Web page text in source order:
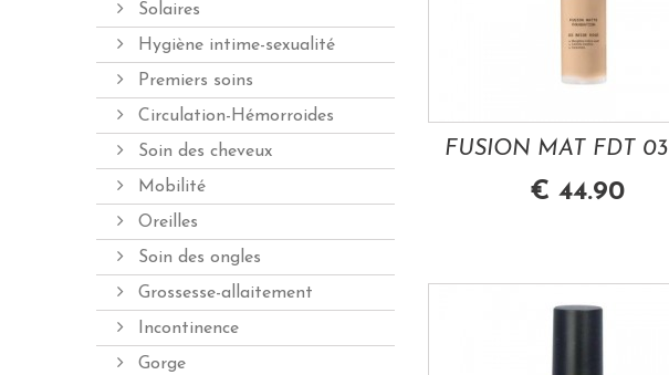
Solaires
Hygiène intime-sexualité
Premiers soins
Circulation-Hémorroides
Soin des cheveux
Mobilité
Oreilles
Soin des ongles
Grossesse-allaitement
Incontinence
Gorge
€ 44.90